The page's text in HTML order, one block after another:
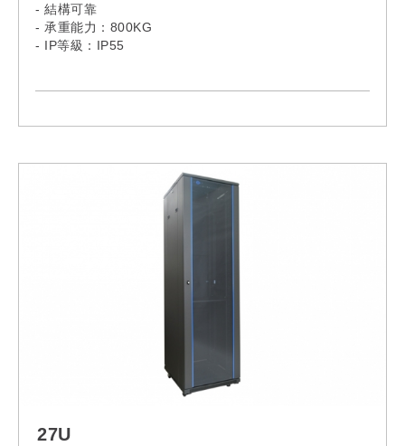
- 結構可靠
- 承重能力：800KG
- IP等級：IP55
27U